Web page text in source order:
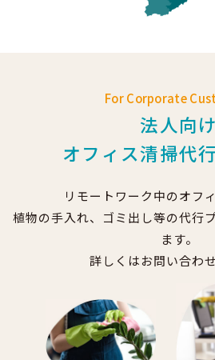
For Corporate
法人向け
オフィス清掃代
リモートワーク中のオフ
植物の手入れ、ゴミ出し等の代行
ます。
詳しくはお問い合わ